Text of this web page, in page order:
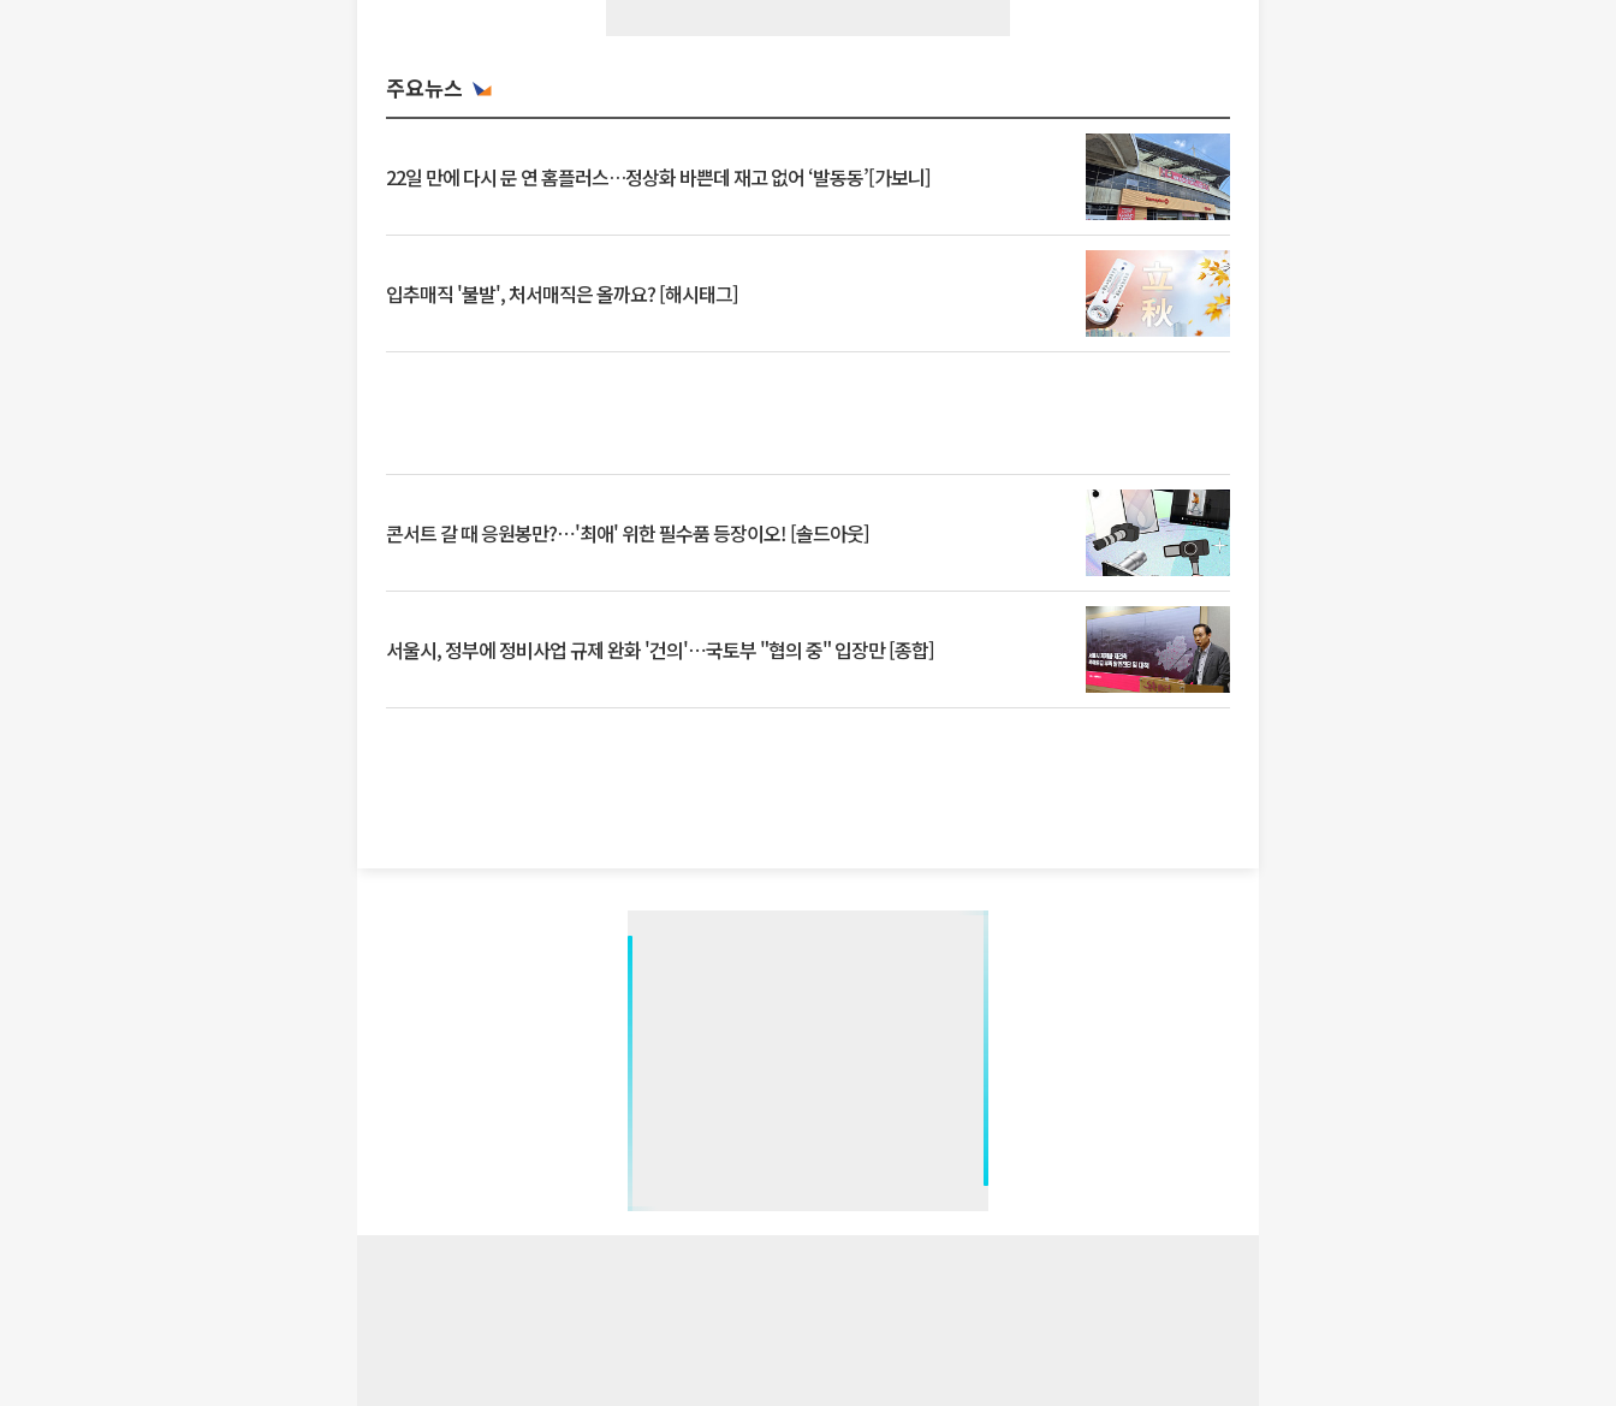
주요뉴스
22일 만에 다시 문 연 홈플러스…정상화 바쁜데 재고 없어 ‘발동동’[가보니]
입추매직 '불발', 처서매직은 올까요? [해시태그]
콘서트 갈 때 응원봉만?⋯'최애' 위한 필수품 등장이오! [솔드아웃]
서울시, 정부에 정비사업 규제 완화 '건의'⋯국토부 "협의 중" 입장만 [종합]